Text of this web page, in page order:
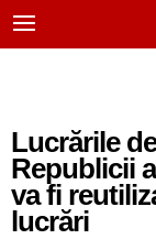
Lucrările
Republicii
va fi
lucrări